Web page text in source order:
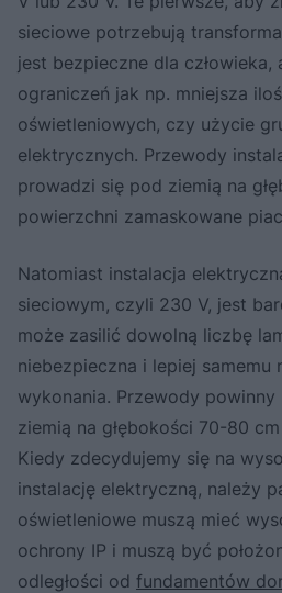
sieciowe potrzebują
jest bezpieczne dla człowieka,
ograniczeń jak np. mniejsza
oświetleniowych, czy użycie
elektrycznych. Przewody
prowadzi się pod ziemią na
powierzchni zamaskowane
Natomiast instalacja
sieciowym, czyli 230 V, jest
może zasilić dowolną liczbę
niebezpieczna i lepiej samemu
wykonania. Przewody
ziemią na głębokości 70-80
Kiedy zdecydujemy się na
instalację elektryczną, należy
oświetleniowe muszą mieć
ochrony IP i muszą być
odległości od fundamentów